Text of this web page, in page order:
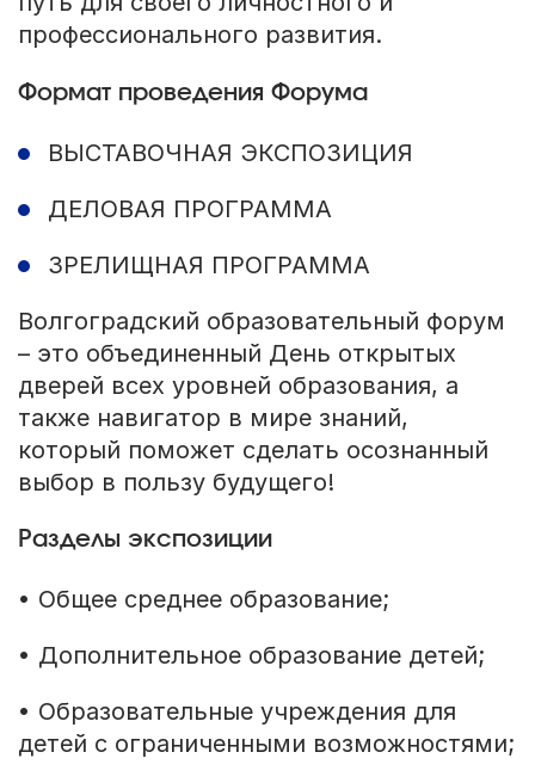
профессионального развития.
Формат проведения Форума
ВЫСТАВОЧНАЯ ЭКСПОЗИЦИЯ
ДЕЛОВАЯ ПРОГРАММА
ЗРЕЛИЩНАЯ ПРОГРАММА
Волгоградский образовательный форум
– это объединенный День открытых
дверей всех уровней образования, а
также навигатор в мире знаний,
который поможет сделать осознанный
выбор в пользу будущего!
Разделы экспозиции
• Общее среднее образование;
• Дополнительное образование детей;
• Образовательные учреждения для
детей с ограниченными возможностями;